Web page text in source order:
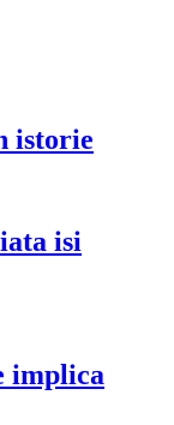
istorie
isi
implica